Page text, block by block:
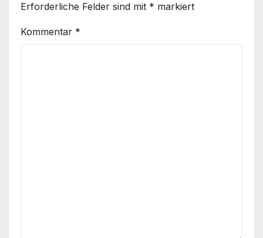
Erforderliche Felder sind mit * markiert
Kommentar *